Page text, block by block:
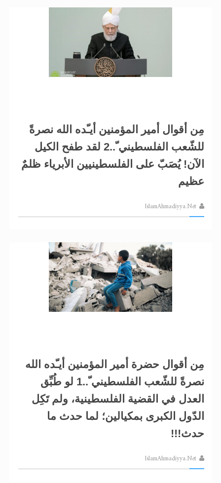
مِن أقوال أمير المؤمنين أيـّده الله نصرةً
للشّعب الفلسطيني ّ..2 لقد طفح الكيل
الآن! يُصَبّ على الفلسطينيين الأبرياء ظلمٌ
عظيم
IslamAhmadiyya.Net
مِن أقوال حضرة أمير المؤمنين أيـّده الله
نصرةً للشّعب الفلسطيني ّ..1 لو طُبِّق
العدل في القضية الفلسطينية، ولم تَكِل
الدّول الكبرى بمكيالين؛ لما حدث ما
حدث!!!
IslamAhmadiyya.Net